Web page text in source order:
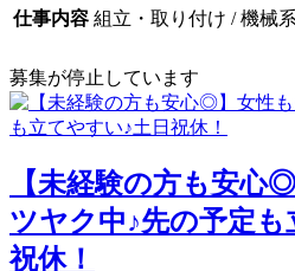
仕事内容 組立・取り付け / 機械
募集が停止しています
【未経験の方も安心
ツヤク中♪先の予定も
祝休！